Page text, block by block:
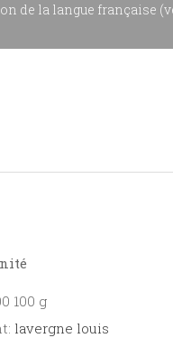
de la langue française
100 g
lavergne louis